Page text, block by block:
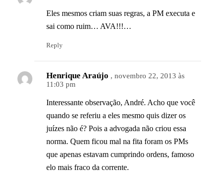
Eles mesmos criam suas regras, a PM executa e
sai como ruim… AVA!!!…
Reply
Henrique Araújo , novembro 22, 2013 às
11:03 pm
Interessante observação, André. Acho que você
quando se referiu a eles mesmo quis dizer os
juízes não é? Pois a advogada não criou essa
norma. Quem ficou mal na fita foram os PMs
que apenas estavam cumprindo ordens, famoso
elo mais fraco da corrente.